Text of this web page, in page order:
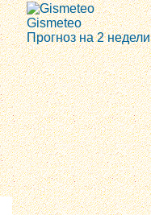
Gismeteo
Прогноз на 2 недели